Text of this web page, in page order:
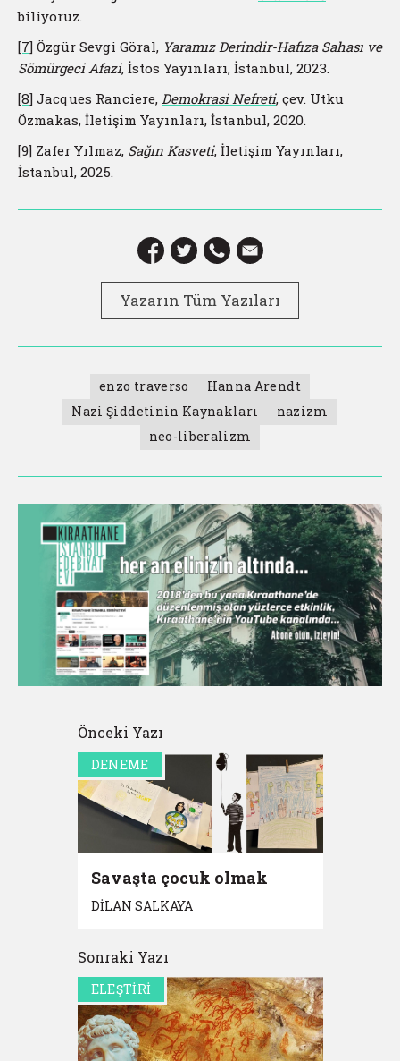
biliyoruz.
[7] Özgür Sevgi Göral, Yaramız Derindir-Hafıza Sahası ve
Sömürgeci Afazi, İstos Yayınları, İstanbul, 2023.
[8] Jacques Ranciere, Demokrasi Nefreti, çev. Utku
Özmakas, İletişim Yayınları, İstanbul, 2020.
[9] Zafer Yılmaz, Sağın Kasveti, İletişim Yayınları,
İstanbul, 2025.
Yazarın Tüm Yazıları
enzo traverso
Hanna Arendt
Nazi Şiddetinin Kaynakları
nazizm
neo-liberalizm
Önceki Yazı
DENEME
Savaşta çocuk olmak
DİLAN SALKAYA
Sonraki Yazı
ELEŞTİRİ